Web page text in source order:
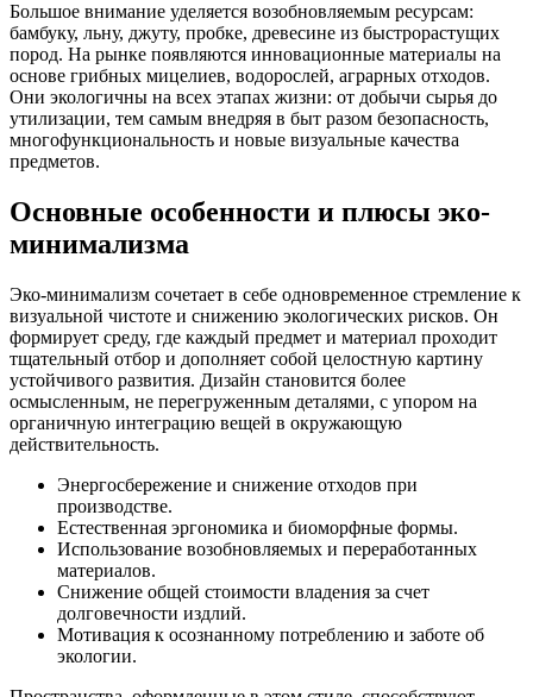
Большое внимание уделяется возобновляемым ресурсам:
бамбуку, льну, джуту, пробке, древесине из быстрорастущих
пород. На рынке появляются инновационные материалы на
основе грибных мицелиев, водорослей, аграрных отходов.
Они экологичны на всех этапах жизни: от добычи сырья до
утилизации, тем самым внедряя в быт разом безопасность,
многофункциональность и новые визуальные качества
предметов.
Основные особенности и плюсы эко-
минимализма
Эко-минимализм сочетает в себе одновременное стремление к
визуальной чистоте и снижению экологических рисков. Он
формирует среду, где каждый предмет и материал проходит
тщательный отбор и дополняет собой целостную картину
устойчивого развития. Дизайн становится более
осмысленным, не перегруженным деталями, с упором на
органичную интеграцию вещей в окружающую
действительность.
Энергосбережение и снижение отходов при
производстве.
Естественная эргономика и биоморфные формы.
Использование возобновляемых и переработанных
материалов.
Снижение общей стоимости владения за счет
долговечности издлий.
Мотивация к осознанному потреблению и заботе об
экологии.